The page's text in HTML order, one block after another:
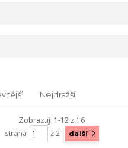
Nejdražší
Zobrazuji 1-12 z 16
strana
z 2 další